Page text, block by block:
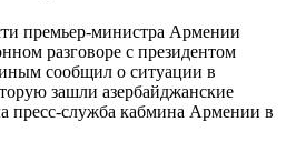
премьер-министра Армении
разговоре с президентом
сообщил о ситуации в
зашли азербайджанские
пресс-служба кабмина Армении в